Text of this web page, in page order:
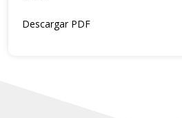
Descargar PDF